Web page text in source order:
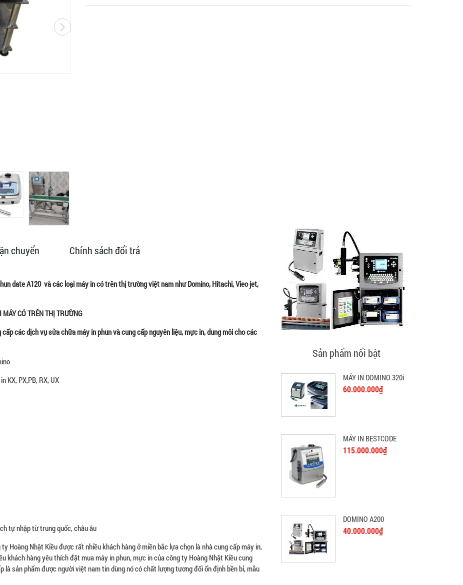
chuyển Chính sách đổi trả
date A120 và các loại máy in có trên thị trường việt nam như Domino, Hitachi, Vieo jet,
CÓ TRÊN THỊ TRƯỜNG
các dịch vụ sửa chữa máy in phun và cung cấp nguyên liệu, mực in, dung môi cho các
KX, PX,PB, RX, UX
tự nhập từ trung quốc, châu âu
Hoàng Nhật Kiều được rất nhiều khách hàng ở miền bắc lựa chọn là nhà cung cấp máy in,
khách hàng yêu thích đặt mua máy in phun, mực in của công ty Hoàng Nhật Kiều cung
là sản phẩm được người việt nam tin dùng nó có chất lượng tương đối ổn định bền bỉ, mẫu
Sản phẩm nổi bật
MÁY IN DOMINO 320i
60.000.000₫
MÁY IN BESTCODE
115.000.000₫
DOMINO A200
40.000.000₫